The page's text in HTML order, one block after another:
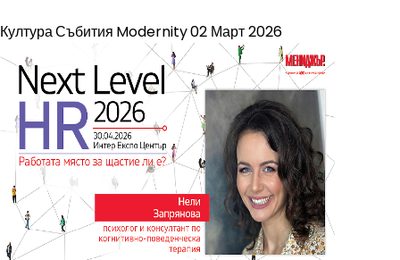
КултураСъбития Modernity02 Март 2026